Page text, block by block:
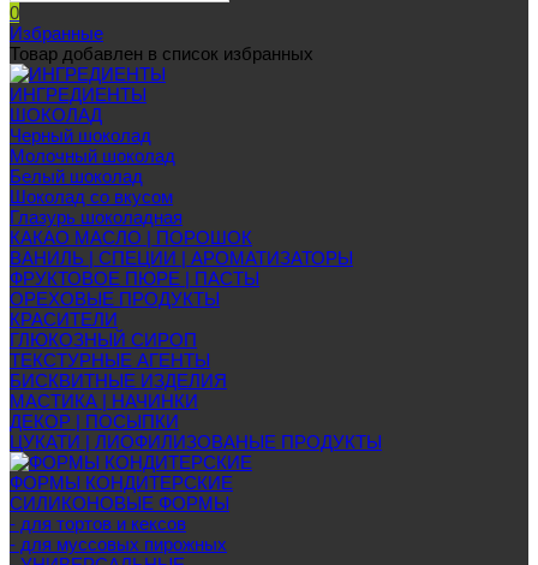
0
Избранные
Товар добавлен в список избранных
ИНГРЕДИЕНТЫ
ШОКОЛАД
Черный шоколад
Молочный шоколад
Белый шоколад
Шоколад со вкусом
Глазурь шоколадная
КАКАО МАСЛО | ПОРОШОК
ВАНИЛЬ | СПЕЦИИ | АРОМАТИЗАТОРЫ
ФРУКТОВОЕ ПЮРЕ | ПАСТЫ
ОРЕХОВЫЕ ПРОДУКТЫ
КРАСИТЕЛИ
ГЛЮКОЗНЫЙ СИРОП
ТЕКСТУРНЫЕ АГЕНТЫ
БИСКВИТНЫЕ ИЗДЕЛИЯ
МАСТИКА | НАЧИНКИ
ДЕКОР | ПОСЫПКИ
ЦУКАТИ | ЛИОФИЛИЗОВАНЫЕ ПРОДУКТЫ
ФОРМЫ КОНДИТЕРСКИЕ
СИЛИКОНОВЫЕ ФОРМЫ
- для тортов и кексов
- для муссовых пирожных